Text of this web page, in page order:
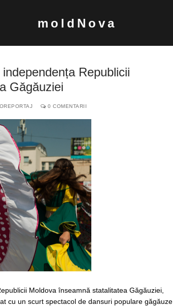
moldNova
Republicii
Găgăuziei
0 COMENTARII
Moldova înseamnă statalitatea Găgăuziei,
cu un scurt spectacol de dansuri populare găgăuze